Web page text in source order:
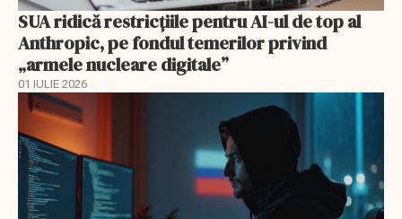
SUA ridică restricțiile pentru AI-ul de top al
Anthropic, pe fondul temerilor privind
„armele nucleare digitale”
01 IULIE 2026